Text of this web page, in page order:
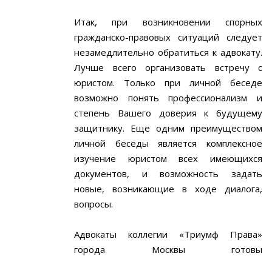
Итак, при возникновении спорных
гражданско-правовых ситуаций следует
незамедлительно обратиться к адвокату.
Лучше всего организовать встречу с
юристом. Только при личной беседе
возможно понять профессионализм и
степень Вашего доверия к будущему
защитнику. Еще одним преимуществом
личной беседы является комплексное
изучение юристом всех имеющихся
документов, и возможность задать
новые, возникающие в ходе диалога,
вопросы.
Адвокаты коллегии «Триумф Права»
города Москвы готовы